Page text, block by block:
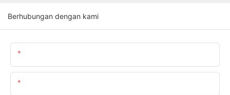
Berhubungan dengan kami